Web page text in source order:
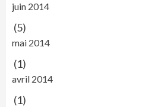
juin 2014
(5)
mai 2014
(1)
avril 2014
(1)